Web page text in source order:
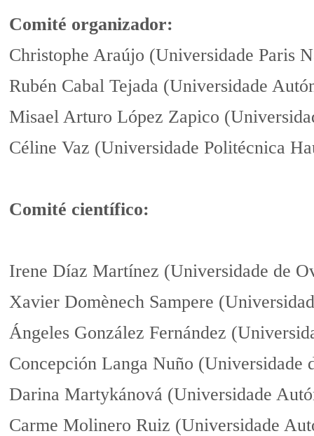
Comité organizador:
Christophe Araújo (Universidade Paris
Rubén Cabal Tejada (Universidade
Misael Arturo López Zapico
Céline Vaz (Universidade Politécnica
Comité científico:
Irene Díaz Martínez (Universidade de
Xavier Domènech Sampere
Ángeles González Fernández
Concepción Langa Nuño (Universidade
Darina Martykánová (Universidade
Carme Molinero Ruiz (Universidade